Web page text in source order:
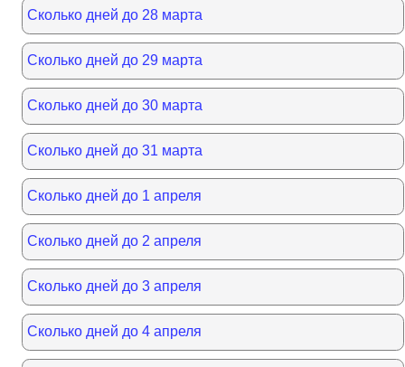
Сколько дней до 28 марта
Сколько дней до 29 марта
Сколько дней до 30 марта
Сколько дней до 31 марта
Сколько дней до 1 апреля
Сколько дней до 2 апреля
Сколько дней до 3 апреля
Сколько дней до 4 апреля